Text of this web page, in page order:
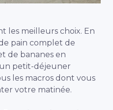
les meilleurs choix. En
pain complet de
de bananes en
petit-déjeuner
les macros dont vous
votre matinée.